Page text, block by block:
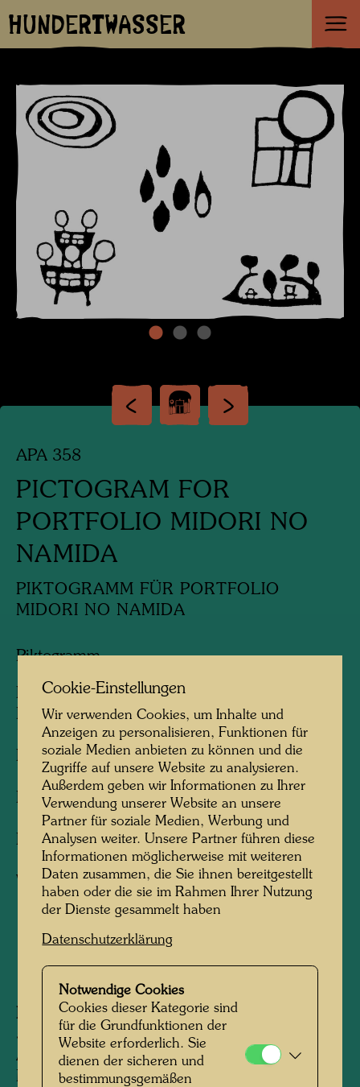
HUNDERTWASSER
APA 358
PICTOGRAM FOR
PORTFOLIO MIDORI NO
NAMIDA
PIKTOGRAMM FÜR PORTFOLIO
MIDORI NO NAMIDA
Piktogramm
I: Hoch-Wiesen-Haus / Highrise-Meadow-
House
1971: on woodcut 688 A
II: Baummieter / Tree Tenant
1976: on woodcut 473 A
III: Regen / Rain
1976: on woodcut 692 A
IV: Grüne Autobahn / Green Highway
1976: on woodcut 659 A
V: Kreise / Circles
1976: on woodcut 90 A
1975
Information:
5 Piktogramme, die sich auf ökologische
Anliegen beziehen, für das Holzschnitt-Portfolio
MIDORI NO NAMIDA, für das Einhülltuch
Cookie-Einstellungen
Wir verwenden Cookies, um Inhalte und
Anzeigen zu personalisieren, Funktionen für
soziale Medien anbieten zu können und die
Zugriffe auf unsere Website zu analysieren.
Außerdem geben wir Informationen zu Ihrer
Verwendung unserer Website an unsere
Partner für soziale Medien, Werbung und
Analysen weiter. Unsere Partner führen diese
Informationen möglicherweise mit weiteren
Daten zusammen, die Sie ihnen bereitgestellt
haben oder die sie im Rahmen Ihrer Nutzung
der Dienste gesammelt haben
Datenschutzerklärung
Notwendige Cookies
Cookies dieser Kategorie sind
für die Grundfunktionen der
Website erforderlich. Sie
dienen der sicheren und
bestimmungsgemäßen